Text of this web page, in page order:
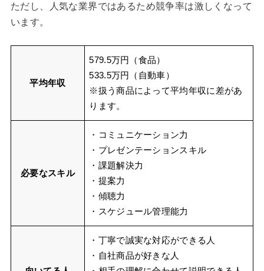
ただし、人気な業界ではあるため競争率は激しくなって
います。
平均年収
579.5万円（食品）
533.5万円（自動車）
※扱う商品によって平均年収に差があ
ります。
必要なスキル
・コミュニケーション力
・プレゼンテーションスキル
・課題解決力
・提案力
・傾聴力
・スケジュール管理能力
・丁寧で誠実な対応ができる人
・自社商品が好きな人